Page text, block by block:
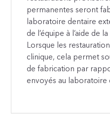
permanentes seront
laboratoire dentaire
de l’équipe à l’aide de
Lorsque les
clinique, cela permet
de fabrication par
envoyés au laboratoire